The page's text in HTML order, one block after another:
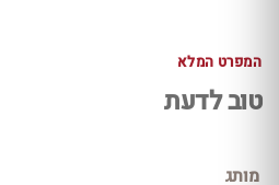
המפרט המלא
טוב לדעת
מותג